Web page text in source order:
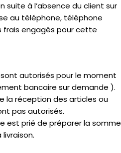
suite à l’absence du client sur
au téléphone, téléphone
frais engagés pour cette
autorisés pour le moment
bancaire sur demande ).
la réception des articles ou
pas autorisés.
est prié de préparer la somme